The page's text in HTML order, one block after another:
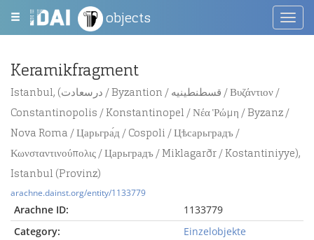
objects
Keramikfragment
Istanbul, (درسعادت / Byzantion / قسطنطينيه / Βυζάντιον /
Constantinopolis / Konstantinopel / Νέα Ῥώμη / Byzanz /
Nova Roma / Царьгра́д / Cospoli / Цѣсарьградъ /
Κωνσταντινούπολις / Царьградъ / Miklagarðr / Kostantiniyye),
Istanbul (Provinz)
arachne.dainst.org/entity/1133779
Arachne ID:
1133779
Category:
Einzelobjekte